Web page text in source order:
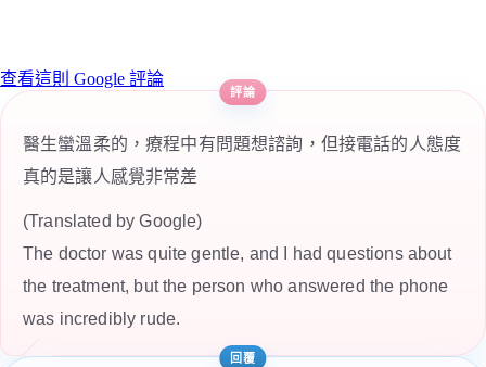
查看這則 Google 評論
醫生蠻溫柔的，療程中有問題想諮詢，但接電話的人態度
真的是讓人感覺非常差
(Translated by Google)
The doctor was quite gentle, and I had questions about
the treatment, but the person who answered the phone
was incredibly rude.